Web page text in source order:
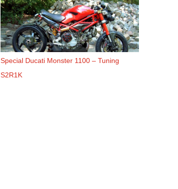
Special Ducati Monster 1100 – Tuning
S2R1K